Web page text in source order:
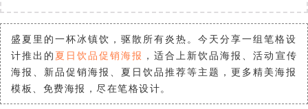
盛夏里的一杯冰镇饮，驱散所有炎热。今天分享一组笔格设
计推出的 夏日饮品促销海报 ，适合上新饮品海报、活动宣传
海报、新品促销海报、夏日饮品推荐等主题，更多精美海报
模板、免费海报，尽在笔格设计。